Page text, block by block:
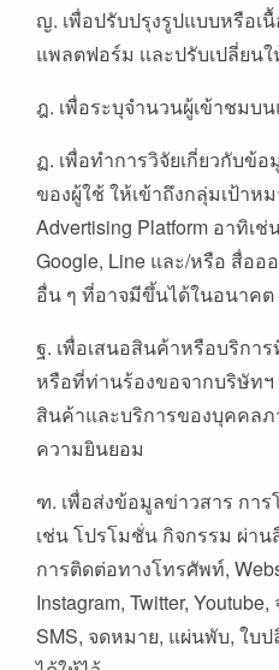
ญ. เพื่อปรับปรุงรูปแบบหรือเ
แพลตฟอร์ม เเละปรับเปลี่ยน
ฎ. เพื่อระบุจำนวนผู้เข้าชมบ
ฏ. เพื่อทำการวิจัยเกี่ยวกับข้
ของผู้ใช้ ให้เข้าถึงกลุ่มเป้า
Advertising Platform อาทิเช่
Google, Line และ/หรือ สื่อ
อื่น ๆ ที่อาจมีขึ้นได้ในอนาคต
ฐ. เพื่อเสนอสินค้าหรือบริกา
หรือที่ท่านร้องขอจากบริษัทฯ
สินค้าและบริการของบุคคล
ความยินยอม
ฑ. เพื่อส่งข้อมูลข่าวสาร กา
เช่น โปรโมชั่น กิจกรรม ผ่าน
การติดต่อทางโทรศัพท์,
Instagram, Twitter,
SMS, จดหมาย, แผ่นพับ, ใบ